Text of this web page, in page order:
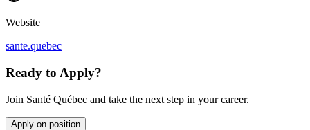
Website
sante.quebec
Ready to Apply?
Join Santé Québec and take the next step in your career.
Apply on position